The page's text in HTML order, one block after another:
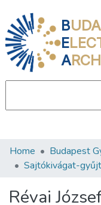
B
E
A
Communities &
Statistics
Home Budapest
Sajtókivágat-
Révai